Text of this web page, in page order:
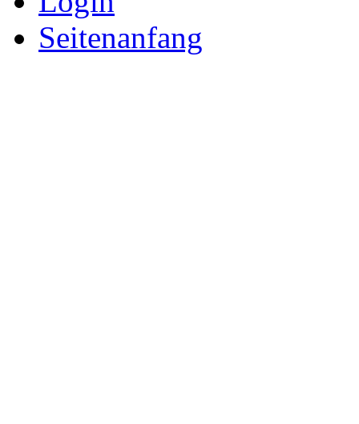
Seitenanfang